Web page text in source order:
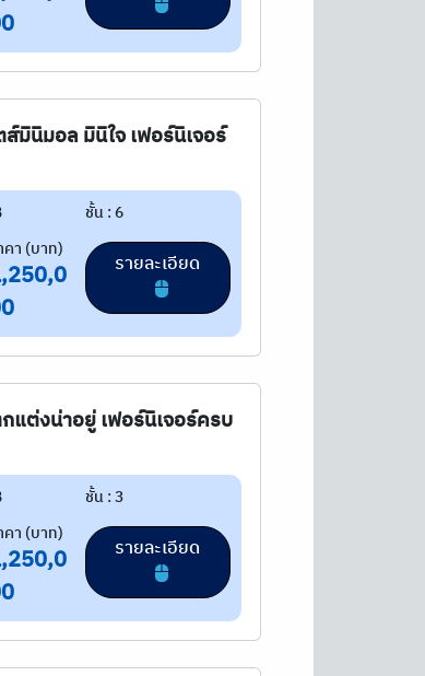
มินิมอล มินิใจ เฟอร์นิเจอร์
ชั้น : 6
คา (บาท)
แต่งน่าอยู่ เฟอร์นิเจอร์ครบ
ชั้น : 3
คา (บาท)